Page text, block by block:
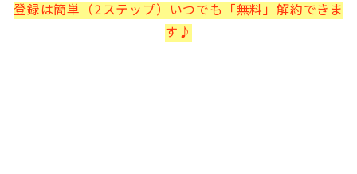
登録は簡単（2ステップ）いつでも「無料」解約できま
す♪